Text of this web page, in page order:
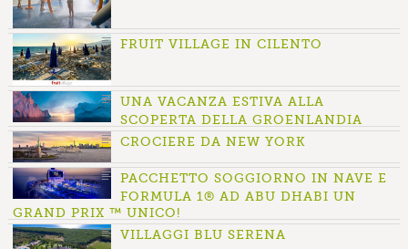
FRUIT VILLAGE IN CILENTO
UNA VACANZA ESTIVA ALLA
SCOPERTA DELLA GROENLANDIA
CROCIERE DA NEW YORK
PACCHETTO SOGGIORNO IN NAVE E
FORMULA 1® AD ABU DHABI UN
GRAND PRIX ™ UNICO!
VILLAGGI BLU SERENA